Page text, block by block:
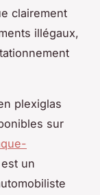
clairement
illégaux,
plexiglas
sur
un